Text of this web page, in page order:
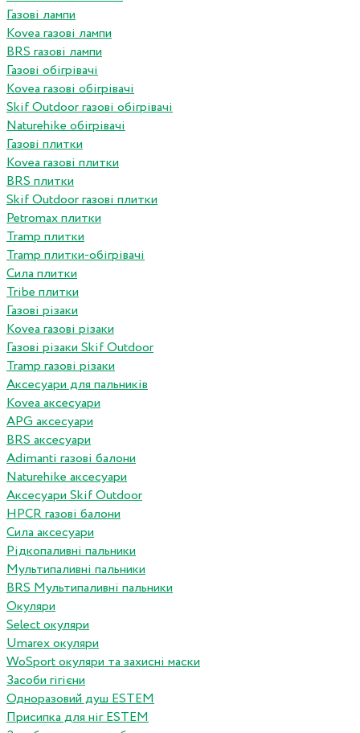
Газові лампи
Kovea газові лампи
BRS газові лампи
Газові обігрівачі
Kovea газові обігрівачі
Skif Outdoor газові обігрівачі
Naturehike обігрівачі
Газові плитки
Kovea газові плитки
BRS плитки
Skif Outdoor газові плитки
Petromax плитки
Tramp плитки
Tramp плитки-обігрівачі
Сила плитки
Tribe плитки
Газові різаки
Kovea газові різаки
Газові різаки Skif Outdoor
Tramp газові різаки
Аксесуари для пальників
Kovea аксесуари
APG аксесуари
BRS аксесуари
Adimanti газові балони
Naturehike аксесуари
Аксесуари Skif Outdoor
HPCR газові балони
Сила аксесуари
Рідкопаливні пальники
Мультипаливні пальники
BRS Мультипаливні пальники
Окуляри
Select окуляри
Umarex окуляри
WoSport окуляри та захисні маски
Засоби гігієни
Одноразовий душ ESTEM
Присипка для ніг ESTEM